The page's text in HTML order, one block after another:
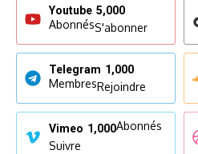
Youtube 5,000
AbonnésS'abonner
Telegram 1,000
MembresRejoindre
Vimeo 1,000Abonnés
Suivre